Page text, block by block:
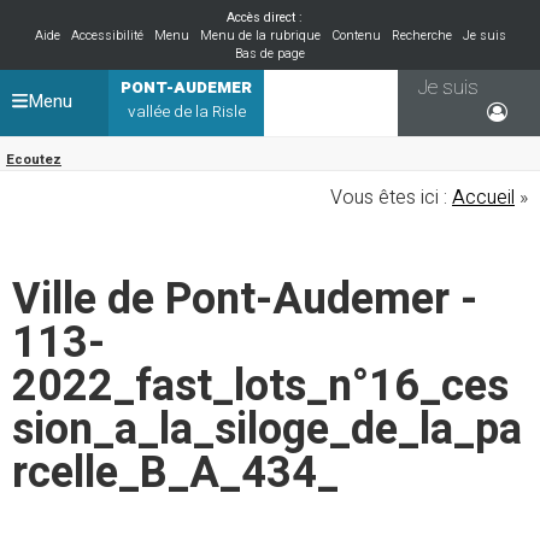
Accès direct :
Aide
Accessibilité Menu Menu de la rubrique Contenu Recherche
Je suis
Bas de page
PONT-AUDEMER
vallée de la Risle
Ecoutez
Je suis
Menu
Vous êtes ici : Accueil »
Ville de Pont-Audemer -
113-
2022_fast_lots_n°16_ces
sion_a_la_siloge_de_la_pa
rcelle_B_A_434_